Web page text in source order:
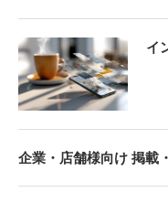
イ
企業・店舗様向け 掲載